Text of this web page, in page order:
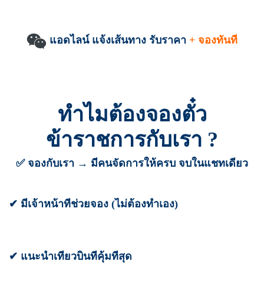
แอดไลน์ แจ้งเส้นทาง รับราคา + จองทันที
ทำไมต้องจองตั๋ว
ข้าราชการกับเรา ?
✅ จองกับเรา → มีคนจัดการให้ครบ จบในแชทเดียว
✔ มีเจ้าหน้าที่ช่วยจอง (ไม่ต้องทำเอง)
✔ แนะนำเที่ยวบินที่คุ้มที่สุด